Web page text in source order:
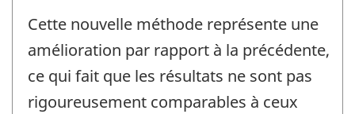
Cette nouvelle méthode représente une
amélioration par rapport à la précédente,
ce qui fait que les résultats ne sont pas
rigoureusement comparables à ceux